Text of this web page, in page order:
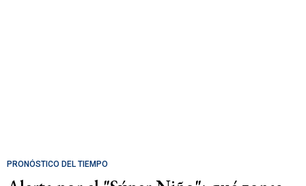
PRONÓSTICO DEL TIEMPO